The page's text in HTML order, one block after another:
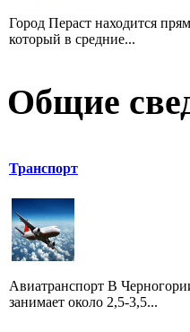
Город Пераст находится
который в средние...
Общие
Транспорт
Авиатранспорт В
занимает около 2,5-3,5...